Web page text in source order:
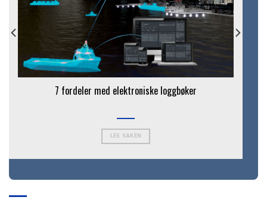
7 fordeler med elektroniske loggbøker
LES SAKEN